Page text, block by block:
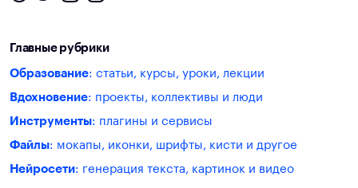
Главные рубрики
Образование: статьи, курсы, уроки, лекции
Вдохновение: проекты, коллективы и люди
Инструменты: плагины и сервисы
Файлы: мокапы, иконки, шрифты, кисти и другое
Нейросети: генерация текста, картинок и видео